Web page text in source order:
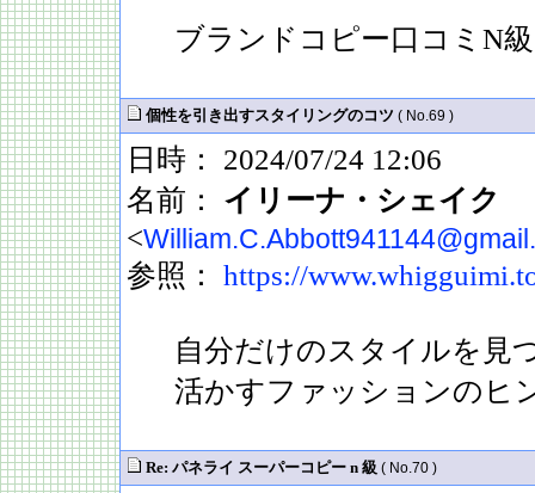
ブランドコピー口コミN
個性を引き出すスタイリングのコツ ( No.69 )
日時： 2024/07/24 12:06
名前： イリーナ・シェイク
<
参照： https://
自分だけのスタイルを見
活かすファッションのヒ
Re: パネライ スーパーコピー n 級 ( No.70 )